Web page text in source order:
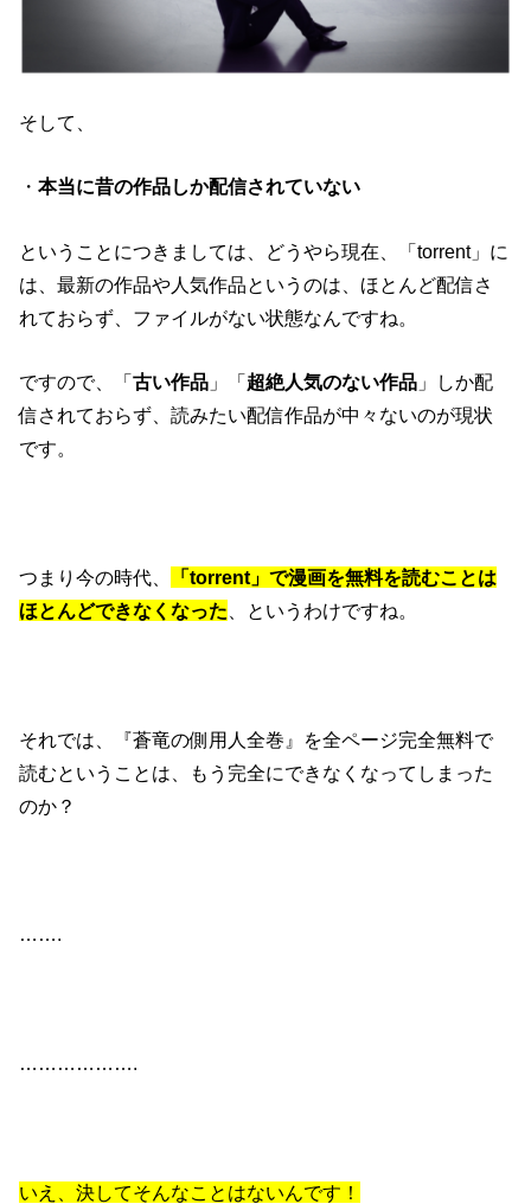
そして、
・本当に昔の作品しか配信されていない
ということにつきましては、どうやら現在、「torrent」に
は、最新の作品や人気作品というのは、ほとんど配信さ
れておらず、ファイルがない状態なんですね。
ですので、 「古い作品 」「超絶人気のない作品 」しか配
信されておらず、読みたい配信作品が中々ないのが現状
です。
つまり今の時代、
「torrent」で漫画を無料を読むことは
ほとんどできなくなった 、というわけですね。
それでは、『蒼竜の側用人全巻』を全ページ完全無料で
読むということは、もう完全にできなくなってしまった
のか？
…….
……………….
いえ、決してそんなことはないんです！